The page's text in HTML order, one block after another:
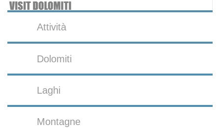
Attività
Dolomiti
Laghi
Montagne